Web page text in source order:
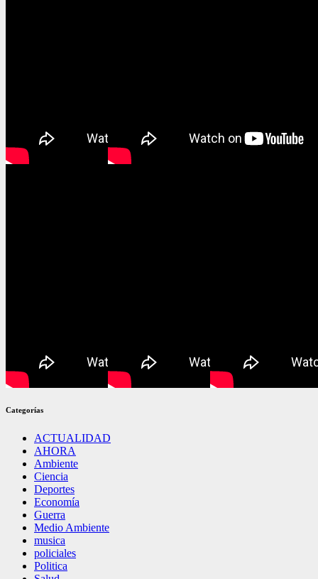
Categorías
ACTUALIDAD
AHORA
Ambiente
Ciencia
Deportes
Economía
Guerra
Medio Ambiente
musica
policiales
Politica